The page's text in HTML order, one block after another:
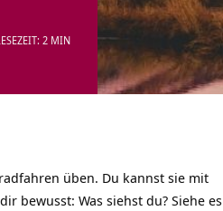
2 MIN
üben. Du kannst sie mit
bewusst: Was siehst du? Siehe es